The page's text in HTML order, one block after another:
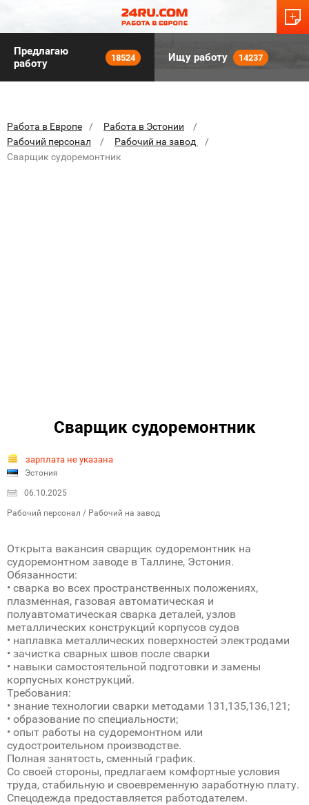
Предлагаю
работу
18524 Ищу работу 14237
Работа в Европе
Работа в Эстонии
Рабочий персонал
Рабочий на завод
Сварщик судоремонтник
Сварщик судоремонтник
зарплата не указана
Эстония
06.10.2025
Рабочий персонал / Рабочий на завод
Открыта вакансия сварщик судоремонтник на
судоремонтном заводе в Таллине, Эстония.
Обязанности:
• сварка во всех пространственных положениях,
плазменная, газовая автоматическая и
полуавтоматическая сварка деталей, узлов
металлических конструкций корпусов судов
• наплавка металлических поверхностей электродами
• зачистка сварных швов после сварки
• навыки самостоятельной подготовки и замены
корпусных конструкций.
Требования:
• знание технологии сварки методами 131,135,136,121;
• образование по специальности;
• опыт работы на судоремонтном или
судостроительном производстве.
Полная занятость, сменный график.
Со своей стороны, предлагаем комфортные условия
труда, стабильную и своевременную заработную плату.
Спецодежда предоставляется работодателем.